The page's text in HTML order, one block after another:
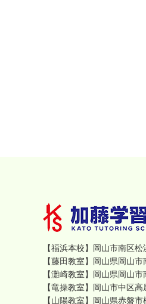
【福浜本校】岡山市南区松
【藤田教室】岡山県岡山
【灘崎教室】岡山県岡山
【竜操教室】岡山市中区
【山陽教室】岡山県赤磐